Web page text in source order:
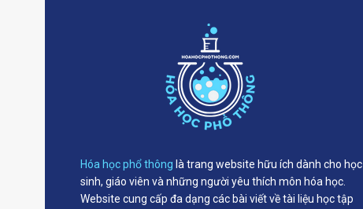
Hóa học phổ thông là trang website hữu ích dành cho học
sinh, giáo viên và những người yêu thích môn hóa học.
Website cung cấp đa dạng các bài viết về tài liệu học tập